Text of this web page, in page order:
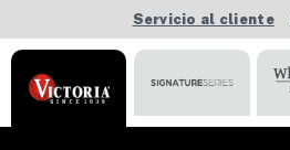
Servicio al cliente